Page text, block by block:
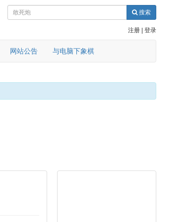
搜索
注册 登录
网站公告 与电脑下象棋